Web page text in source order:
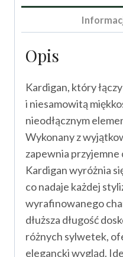
Opis
Kardigan, który
i niesamowitą
nieodłącznym
Wykonany z
zapewnia przyjemne
Kardigan wyróżnia
co nadaje każdej
wyrafinowanego
dłuższa długość
różnych sylwetek,
elegancki wygląd.